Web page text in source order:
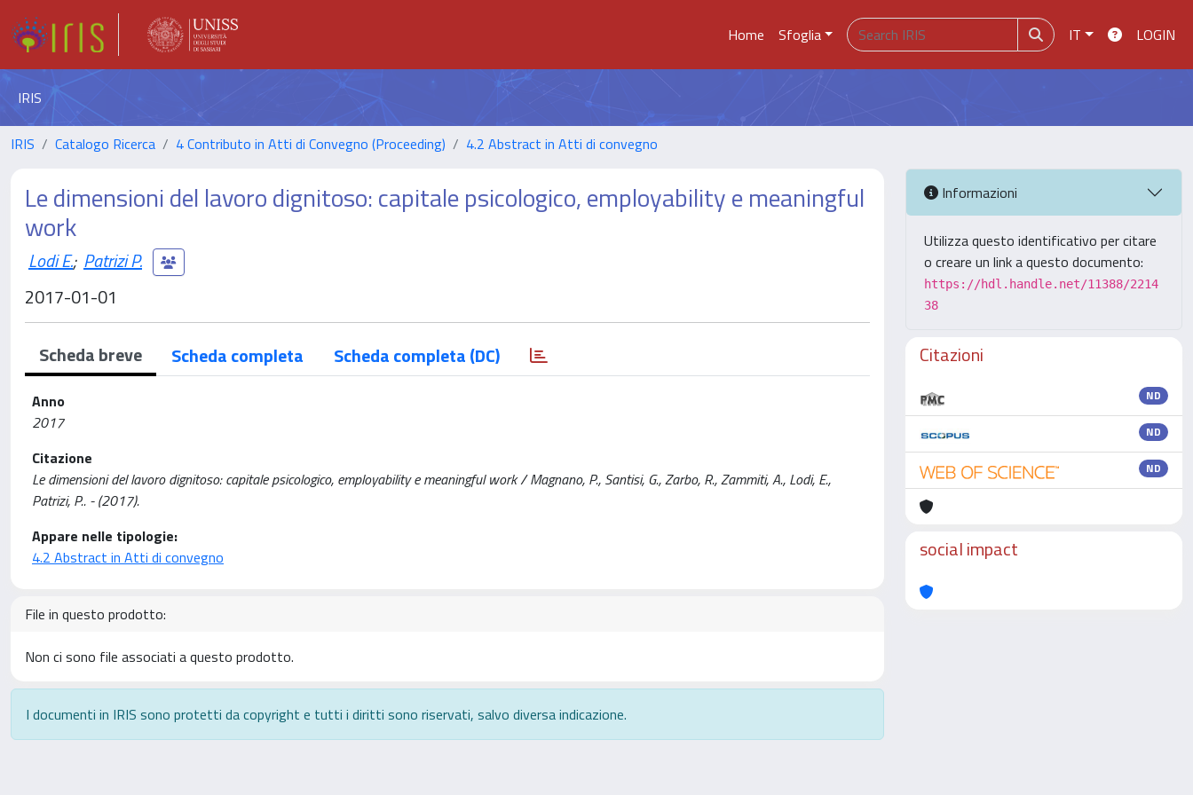
Home Sfoglia IT LOGIN
IRIS
IRIS Catalogo Ricerca 4 Contributo in Atti di Convegno (Proceeding) 4.2 Abstract in Atti di convegno
Le dimensioni del lavoro dignitoso: capitale psicologico, employability e meaningful
work
Lodi E.; Patrizi P.
2017-01-01
Scheda breve Scheda completa Scheda completa (DC)
Anno
2017
Citazione
Le dimensioni del lavoro dignitoso: capitale psicologico, employability e meaningful work / Magnano, P., Santisi, G., Zarbo, R., Zammiti, A., Lodi, E.,
Patrizi, P.. - (2017).
Appare nelle tipologie:
4.2 Abstract in Atti di convegno
File in questo prodotto:
Non ci sono file associati a questo prodotto.
I documenti in IRIS sono protetti da copyright e tutti i diritti sono riservati, salvo diversa indicazione.
Informazioni
Utilizza questo identificativo per citare
o creare un link a questo documento:
https://hdl.handle.net/11388/2214
38
Citazioni
ND
ND
ND
social impact